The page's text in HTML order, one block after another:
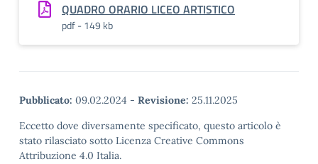
QUADRO ORARIO LICEO ARTISTICO
pdf - 149 kb
Pubblicato: 09.02.2024 - Revisione: 25.11.2025
Eccetto dove diversamente specificato, questo articolo è
stato rilasciato sotto Licenza Creative Commons
Attribuzione 4.0 Italia.